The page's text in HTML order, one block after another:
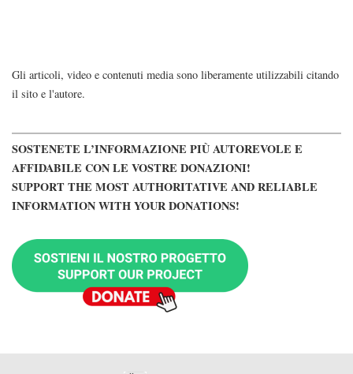
Gli articoli, video e contenuti media sono liberamente utilizzabili citando
il sito e l'autore.
SOSTENETE L’INFORMAZIONE PIÙ AUTOREVOLE E
AFFIDABILE CON LE VOSTRE DONAZIONI!
SUPPORT THE MOST AUTHORITATIVE AND RELIABLE
INFORMATION WITH YOUR DONATIONS!